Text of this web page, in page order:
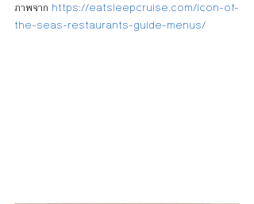
ภาพจาก https://eatsleepcruise.com/icon-of-
the-seas-restaurants-guide-menus/